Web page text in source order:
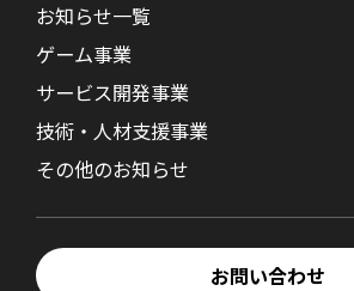
お知らせ一覧
ゲーム事業
サービス開発事業
技術・人材支援事業
その他のお知らせ
お問い合わせ